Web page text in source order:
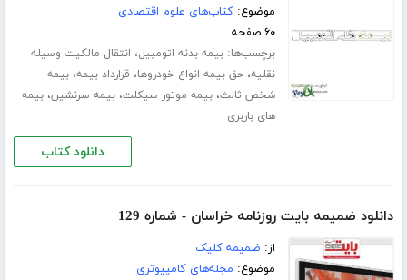
موضوع:کتاب‌های علوم اقتصادی
۶۰ صفحه
برچسب‌ها:بیمه بدنه اتومبیل، انتقال مالکیت وسیله
نقلیه،حق بیمه انواع خودروها، قرارداد بیمه،بیمه
شخص ثالث،بیمه موتور سیکلت،بیمه سرنشین،بیمه
های باربری
دانلود کتاب
دانلود ضمیمه بایت روزنامه خراسان - شماره 129
از: ضمیمه کلیک
موضوع: مجله‌های کامپیوتری